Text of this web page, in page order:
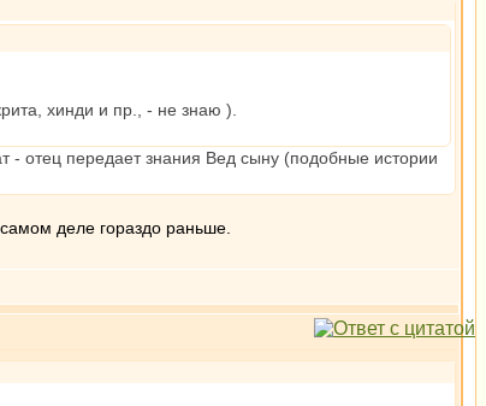
хинди и пр., - не знаю ).
- отец передает знания Вед сыну (подобные истории
деле гораздо раньше.